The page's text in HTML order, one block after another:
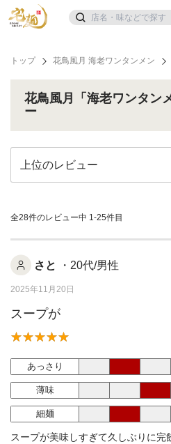
トップ 花鳥風月 海老ワンタンメン
花鳥風月「海老ワンタン
ー
全28件のレビュー中 1-25件目
さと ・20代/男性
2025年11月20日
スープが
あっさり
薄味
細麺
スープが美味しすぎて久しぶりに完